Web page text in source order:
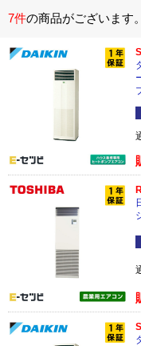
7件の商品がございます。